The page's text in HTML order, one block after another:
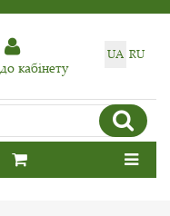
UA RU
кабiнету